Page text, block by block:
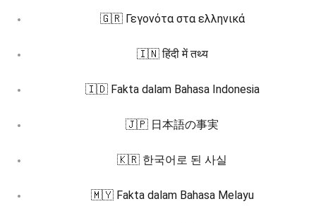
🇬🇷 Γεγονότα στα ελληνικά
🇮🇳 हिंदी में तथ्य
🇮🇩 Fakta dalam Bahasa Indonesia
🇯🇵 日本語の事実
🇰🇷 한국어로 된 사실
🇲🇾 Fakta dalam Bahasa Melayu